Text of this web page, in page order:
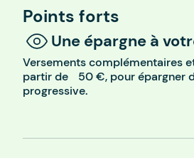
Points forts
Une épargne à
Versements complémentaires
partir de 50 €, pour épargner
progressive.